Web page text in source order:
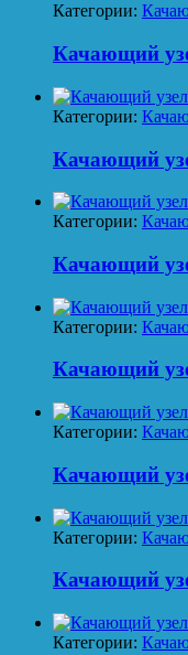
Категории:
Качающий
Категории:
Качающий
Категории:
Качающий
Категории:
Качающий
Категории:
Качающий
Категории:
Качающий
Категории: